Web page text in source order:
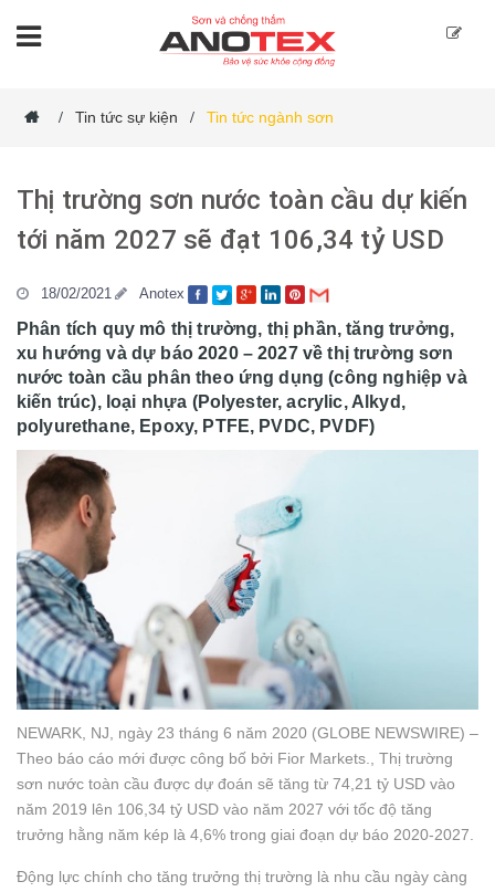
/ Tin tức sự kiện / Tin tức ngành sơn
Thị trường sơn nước toàn cầu dự kiến
tới năm 2027 sẽ đạt 106,34 tỷ USD
18/02/2021 Anotex
Phân tích quy mô thị trường, thị phần, tăng trưởng,
xu hướng và dự báo 2020 – 2027 về thị trường sơn
nước toàn cầu phân theo ứng dụng (công nghiệp và
kiến ​​trúc), loại nhựa (Polyester, acrylic, Alkyd,
polyurethane, Epoxy, PTFE, PVDC, PVDF)
NEWARK, NJ, ngày 23 tháng 6 năm 2020 (GLOBE NEWSWIRE) –
Theo báo cáo mới được công bố bởi Fior Markets., Thị trường
sơn nước toàn cầu được dự đoán sẽ tăng từ 74,21 tỷ USD vào
năm 2019 lên 106,34 tỷ USD vào năm 2027 với tốc độ tăng
trưởng hằng năm kép là 4,6% trong giai đoạn dự báo 2020-2027.
Động lực chính cho tăng trưởng thị trường là nhu cầu ngày càng